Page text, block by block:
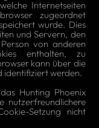
Internetseiten
zugeordnet
wurde. Dies
und Servern, den
von anderen
enthalten, zu
kann über die
identifiziert werden.
Hunting Phoenix
nutzerfreundlichere
Setzung nicht